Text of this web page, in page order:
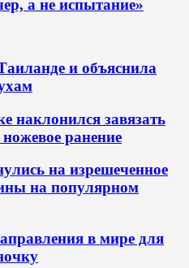
а не испытание»
и объяснила
наклонился завязать
ранение
на изрешеченное
на популярном
в мире для